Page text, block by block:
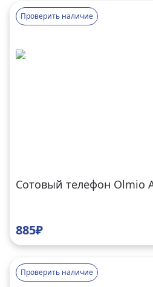
Проверить наличие
Сотовый телефон Olmio
885₽
Проверить наличие